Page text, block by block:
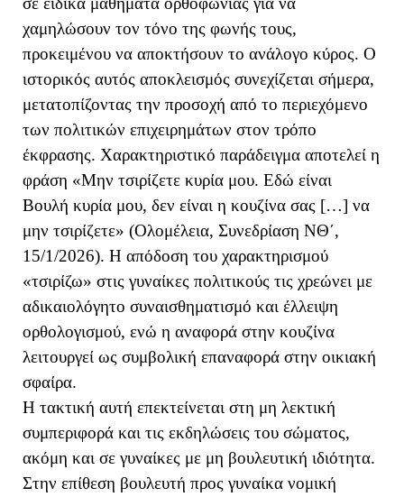
χαμηλώσουν τον τόνο της φωνής τους,
προκειμένου να αποκτήσουν το ανάλογο κύρος. Ο
ιστορικός αυτός αποκλεισμός συνεχίζεται σήμερα,
μετατοπίζοντας την προσοχή από το περιεχόμενο
των πολιτικών επιχειρημάτων στον τρόπο
έκφρασης. Χαρακτηριστικό παράδειγμα αποτελεί η
φράση «Μην τσιρίζετε κυρία μου. Εδώ είναι
Βουλή κυρία μου, δεν είναι η κουζίνα σας […] να
μην τσιρίζετε» (Ολομέλεια, Συνεδρίαση ΝΘ΄,
15/1/2026). Η απόδοση του χαρακτηρισμού
«τσιρίζω» στις γυναίκες πολιτικούς τις χρεώνει με
αδικαιολόγητο συναισθηματισμό και έλλειψη
ορθολογισμού, ενώ η αναφορά στην κουζίνα
λειτουργεί ως συμβολική επαναφορά στην οικιακή
σφαίρα.
Η τακτική αυτή επεκτείνεται στη μη λεκτική
συμπεριφορά και τις εκδηλώσεις του σώματος,
ακόμη και σε γυναίκες με μη βουλευτική ιδιότητα.
Στην επίθεση βουλευτή προς γυναίκα νομική